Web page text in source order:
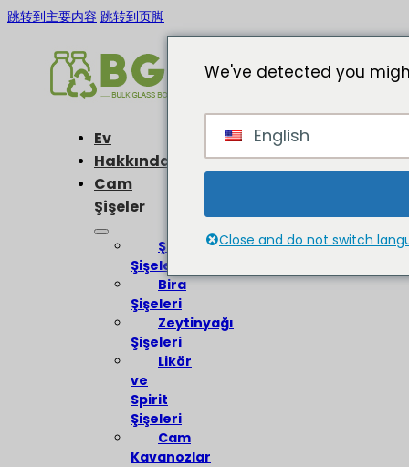
跳转到主要内容 跳转到页脚
Ev
Hakkında
Cam
Şişeler
Şarap
Şişeleri
Bira
Şişeleri
Zeytinyağı
Şişeleri
Likör
ve
Spirit
Şişeleri
Cam
Kavanozlar
We've detected you
English
Close and do not switch